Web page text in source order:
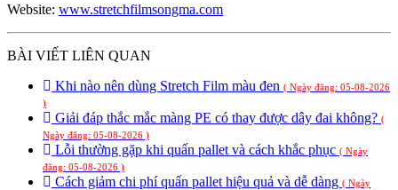
Website: www.stretchfilmsongma.com
BÀI VIẾT LIÊN QUAN
Khi nào nên dùng Stretch Film màu đen ( Ngày đăng: 05-08-2026
)
Giải đáp thắc mắc màng PE có thay được dây đai không? (
Ngày đăng: 05-08-2026 )
Lỗi thường gặp khi quấn pallet và cách khắc phục ( Ngày
đăng: 05-08-2026 )
Cách giảm chi phí quấn pallet hiệu quả và dễ dàng ( Ngày